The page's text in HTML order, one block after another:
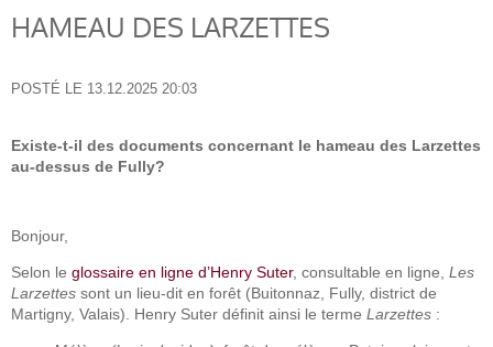
HAMEAU DES LARZETTES
POSTÉ LE 13.12.2025 20:03
Existe-t-il des documents concernant le hameau des Larzettes
au-dessus de Fully?
Bonjour,
Selon le glossaire en ligne d’Henry Suter, consultable en ligne, Les
Larzettes sont un lieu-dit en forêt (Buitonnaz, Fully, district de
Martigny, Valais). Henry Suter définit ainsi le terme Larzettes :